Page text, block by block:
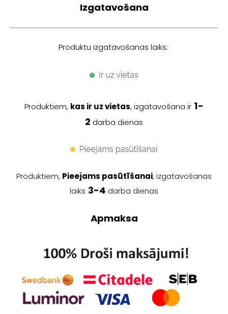
Izgatavošana
Produktu izgatavošanas laiks:
Produktiem, kas ir uz vietas, izgatavošana ir 1-
2 darba dienas
Produktiem, Pieejams pasūtīšanai, izgatavošanas
laiks 3-4 darba dienas
Apmaksa